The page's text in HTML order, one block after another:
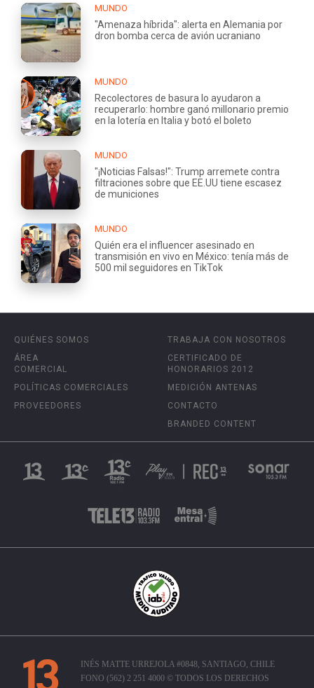
MUNDO
"Amenaza híbrida": alerta en Alemania por
dron bomba cerca de avión ucraniano
MUNDO
Recolectores de basura lo ayudaron a
recuperarlo: hombre ganó millonario premio
en la lotería en Italia y botó el boleto
MUNDO
"¡Noticias Falsas!": Trump arremete contra
filtraciones sobre que EE.UU tiene escasez
de municiones
MUNDO
Quién era el influencer asesinado en
transmisión en vivo en México: tenía más de
500 mil seguidores en TikTok
QUIÉNES SOMOS
ÁREA
COMERCIAL
POLÍTICAS COMERCIALES
PROVEEDORES
TRABAJA CON NOSOTROS
CERTIFICADO DE
HONORARIOS 2012
MEDICIÓN ANTENAS
CONTACTO
BRANDED CONTENT
INÉS MATTE URREJOLA #0848, SANTIAGO, CHILE
FONO (562) 2 251 4000 © TODOS LOS DERECHOS